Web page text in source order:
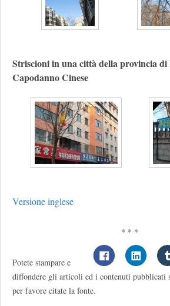
Striscioni in una città della provincia
Capodanno Cinese
Versione inglese
* * *
Potete stampare e
diffondere gli articoli ed i contenuti pubblicati
per favore citate la fonte.